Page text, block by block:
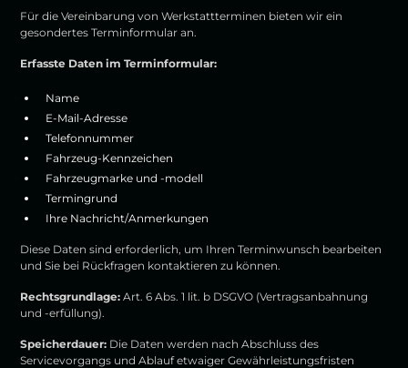
Für die Vereinbarung von Werkstattterminen bieten wir ein
gesondertes Terminformular an.
Erfasste Daten im Terminformular:
Name
E-Mail-Adresse
Telefonnummer
Fahrzeug-Kennzeichen
Fahrzeugmarke und -modell
Termingrund
Ihre Nachricht/Anmerkungen
Diese Daten sind erforderlich, um Ihren Terminwunsch bearbeiten
und Sie bei Rückfragen kontaktieren zu können.
Rechtsgrundlage: Art. 6 Abs. 1 lit. b DSGVO (Vertragsanbahnung
und -erfüllung).
Speicherdauer: Die Daten werden nach Abschluss des
Servicevorgangs und Ablauf etwaiger Gewährleistungsfristen